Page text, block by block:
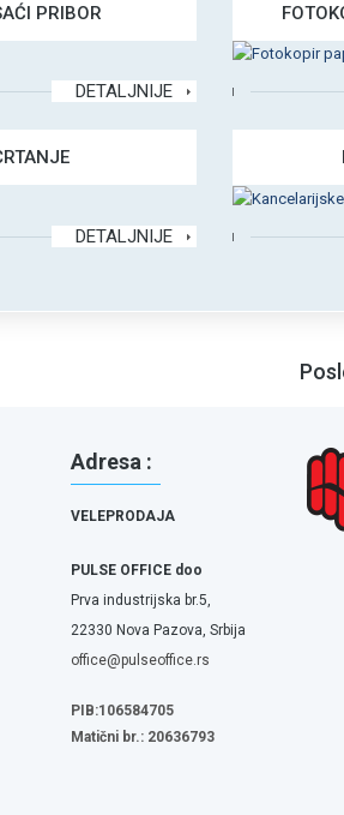
PRIBOR
DETALJNIJE
DETALJNIJE
Adresa :
VELEPRODAJA
PULSE OFFICE doo
Prva industrijska br.5,
22330 Nova Pazova, Srbija
office@pulseoffice.rs
PIB:106584705
Matični br.: 20636793